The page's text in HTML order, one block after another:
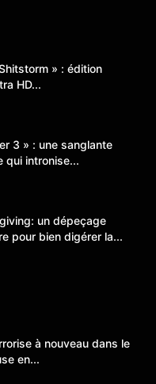
» : édition
HD...
3 » : une sanglante
qui intronise...
un dépeçage
pour bien digérer la...
à nouveau dans le
en...